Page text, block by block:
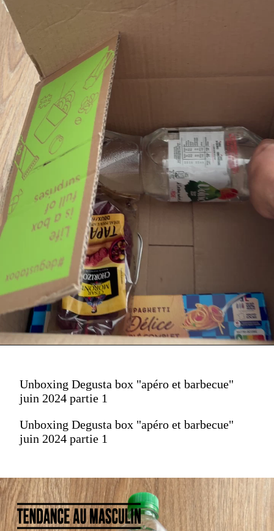
Unboxing Degusta box "apéro et barbecue"
juin 2024 partie 1
Unboxing Degusta box "apéro et barbecue"
juin 2024 partie 1